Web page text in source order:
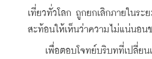
เที่ยวทั่วโลก ถูกยกเลิกภายในร
สะท้อนให้เห็นว่าความไม่แน่นอน
เพื่อตอบโจทย์บริบทที่เปลี่ยน